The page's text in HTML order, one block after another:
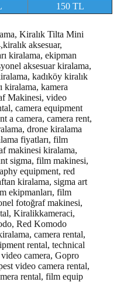
150 TL
Kiralık Tilta Mini
aksesuar,
kiralama, ekipman
aksesuar kiralama,
kadıköy kiralık
kiralama, kamera
Makinesi, video
camera equipment
a camera, camera rent,
drone kiralama
fiyatları, film
makinesi kiralama,
sigma, film makinesi,
equipment, red
kiralama, sigma art
ekipmanları, film
fotoğraf makinesi,
Kiralikkameraci,
Red Komodo
camera rental,
rental, technical
camera, Gopro
video camera rental,
rental, film equip